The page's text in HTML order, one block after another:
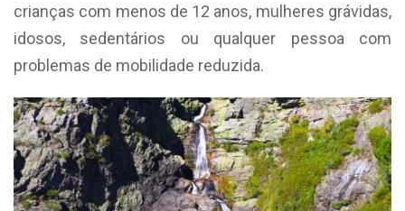
crianças com menos de 12 anos, mulheres grávidas,
idosos, sedentários ou qualquer pessoa com
problemas de mobilidade reduzida.